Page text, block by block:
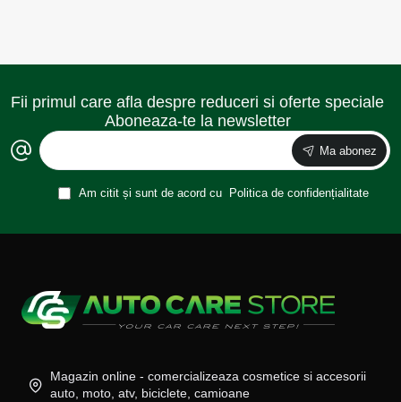
Fii primul care afla despre reduceri si oferte speciale
Aboneaza-te la newsletter
Ma abonez
Am citit și sunt de acord cu Politica de confidențialitate
Magazin online - comercializeaza cosmetice si accesorii
auto, moto, atv, biciclete, camioane